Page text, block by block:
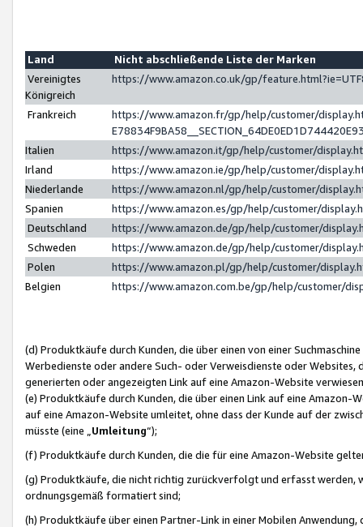
Land
Nicht abschließende Liste der Marken
Vereinigtes
Königreich
https://www.amazon.co.uk/gp/
Frankreich
https://www.amazon.fr/gp/help/customer/
Italien
https://www.amazon.it/gp/help/customer/
Irland
https://www.amazon.ie/gp/help/customer/
Niederlande
https://www.amazon.nl/gp/help/customer/
Spanien
https://www.amazon.es/gp/help/customer/
Deutschland
https://www.amazon.de/gp/help/customer/
Schweden
https://www.amazon.de/gp/help/customer/
Polen
https://www.amazon.pl/gp/help/customer/
Belgien
https://www.amazon.com.be/gp/help/customer/
(d) Produktkäufe durch Kunden, die über einen von einer
Werbedienste oder andere Such- oder Verweisdienste oder Websites,
generierten oder angezeigten Link auf eine Amazon-Website
(e) Produktkäufe durch Kunden, die über einen Link auf eine
auf eine Amazon-Website umleitet, ohne dass der Kunde auf der
müsste (eine „ Umleitung“);
(f) Produktkäufe durch Kunden, die die für eine Amazon-Website
(g) Produktkäufe, die nicht richtig zurückverfolgt und erfasst werden,
ordnungsgemäß formatiert sind;
(h) Produktkäufe über einen Partner-Link in einer Mobilen